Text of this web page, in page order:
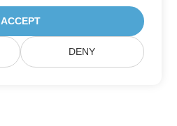
ACCEPT
DENY